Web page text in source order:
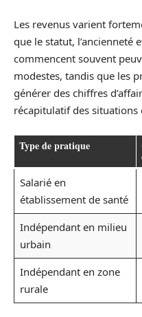
Les revenus varient
que le statut, l’ancienneté
commencent souvent
modestes, tandis que les
générer des chiffres
récapitulatif des situations
Type de pratique
Salarié en
établissement de santé
Indépendant en milieu
urbain
Indépendant en zone
rurale